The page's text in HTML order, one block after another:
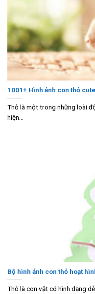
1001+ Hình ảnh con thỏ
Thỏ là một trong những loài
hiện...
Bộ hình ảnh con thỏ hoạt
Thỏ là con vật có hình dạng